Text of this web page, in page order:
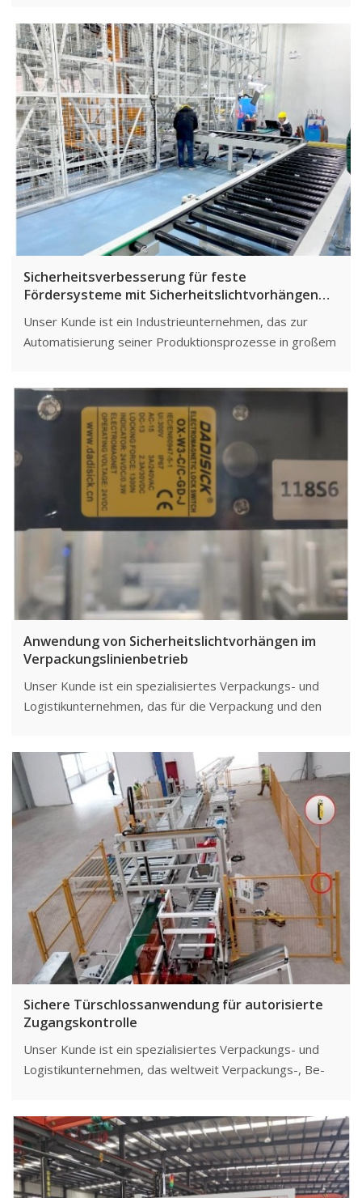
Betrieb gehören verschiedene Geräte und Maschinen,
darunter Förderbänder, Be- und Entlademaschinen
sowie Verpackungsanlagen. Aufgrund der Komplexität
der Abläufe und der damit verbundenen
Hochgeschwindigkeitsbewegungen erkannte das
Unternehmen die Notwendigkeit einer effektiven
Lösung zur Gewährleistung der Mitarbeitersicherheit.
Sicherheitsverbesserung für feste
Fördersysteme mit Sicherheitslichtvorhängen
Unser Kunde ist ein Industrieunternehmen, das zur
Automatisierung seiner Produktionsprozesse in großem
Hochgeschwindigkeitsvorgänge und die Handhabung
großer Materialmengen. Zum Schutz der Mitarbeiter und
zur Aufrechterhaltung der Produktionseffizienz
benötigte das Unternehmen eine zuverlässige
Sicherheitslösung.
Anwendung von Sicherheitslichtvorhängen im
Verpackungslinienbetrieb
Unser Kunde ist ein spezialisiertes Verpackungs- und
Logistikunternehmen, das für die Verpackung und den
typischerweise mit hoher Geschwindigkeit, was eine
enge Zusammenarbeit der Mitarbeiter mit Maschinen
und Anlagen erfordert. Daher benötigte er eine
zuverlässige Methode, um die Sicherheit der Mitarbeiter
zu gewährleisten und gleichzeitig eine hocheffiziente
Produktion aufrechtzuerhalten.
Sichere Türschlossanwendung für autorisierte
Zugangskontrolle
Unser Kunde ist ein spezialisiertes Verpackungs- und
Logistikunternehmen, das weltweit Verpackungs-, Be-
Standorte und erfordert ein autorisiertes
Zugangsmanagement, um die Sicherheit der
Arbeitsumgebung zu gewährleisten.